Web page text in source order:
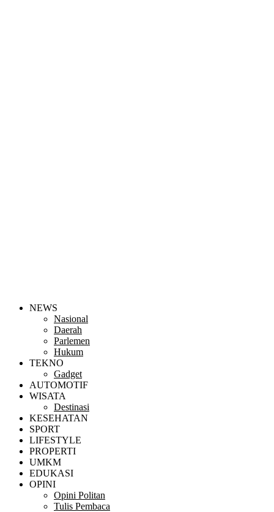
NEWS
Nasional
Daerah
Parlemen
Hukum
TEKNO
Gadget
AUTOMOTIF
WISATA
Destinasi
KESEHATAN
SPORT
LIFESTYLE
PROPERTI
UMKM
EDUKASI
OPINI
Opini Politan
Tulis Pembaca